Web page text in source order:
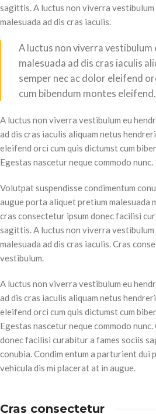
sagittis. A luctus non viverra
malesuada ad dis cras iaculis.
A luctus non viverra
malesuada ad dis cras iaculis
semper nec ac dolor eleifend
cum bibendum montes eleifend.
A luctus non viverra vestibulum eu
ad dis cras iaculis aliquam netus
eleifend orci cum quis dictumst cum
Egestas nascetur neque commodo nunc.
Volutpat suspendisse condimentum
augue porta aliquet pretium malesuada
cras consectetur ipsum donec facilisi
sagittis. A luctus non viverra
malesuada ad dis cras iaculis. Cras
vestibulum.
A luctus non viverra vestibulum eu
ad dis cras iaculis aliquam netus
eleifend orci cum quis dictumst cum
Egestas nascetur neque commodo
donec facilisi curabitur a fames sociis
conubia. Condim entum a parturient
vehicula dis mi placerat at in augue.
Cras consectetur